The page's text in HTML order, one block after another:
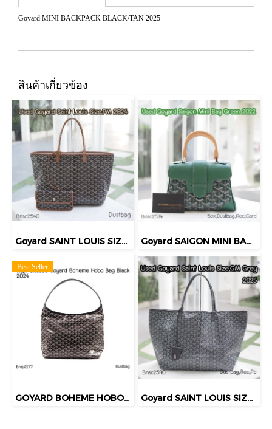
Goyard MINI BACKPACK BLACK/TAN 2025
สินค้าเกี่ยวข้อง
Goyard SAINT LOUIS SIZE.PM 2024 Goyard SAIGON MINI BAG SOPLE GREEN 2022
Best Seller
GOYARD BOHEME HOBO BAG BLACK 2024 Goyard SAINT LOUIS SIZE.GM GREY 2025